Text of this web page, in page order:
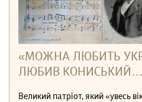
«МОЖНА ЛЮБИТЬ
ЛЮБИВ
Великий патріот, який «увесь